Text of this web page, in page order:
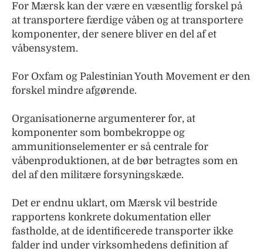
For Mærsk kan der være en væsentlig forskel på
at transportere færdige våben og at transportere
komponenter, der senere bliver en del af et
våbensystem.
For Oxfam og Palestinian Youth Movement er den
forskel mindre afgørende.
Organisationerne argumenterer for, at
komponenter som bombekroppe og
ammunitionselementer er så centrale for
våbenproduktionen, at de bør betragtes som en
del af den militære forsyningskæde.
Det er endnu uklart, om Mærsk vil bestride
rapportens konkrete dokumentation eller
fastholde, at de identificerede transporter ikke
falder ind under virksomhedens definition af